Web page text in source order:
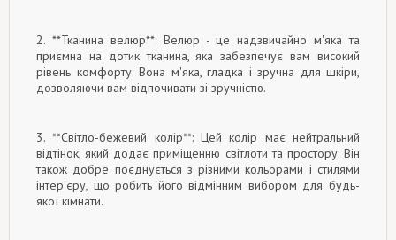
2. **Тканина велюр**: Велюр - це надзвичайно м'яка та
приємна на дотик тканина, яка забезпечує вам високий
рівень комфорту. Вона м'яка, гладка і зручна для шкіри,
дозволяючи вам відпочивати зі зручністю.
3. **Світло-бежевий колір**: Цей колір має нейтральний
відтінок, який додає приміщенню світлоти та простору. Він
також добре поєднується з різними кольорами і стилями
інтер'єру, що робить його відмінним вибором для будь-
якої кімнати.